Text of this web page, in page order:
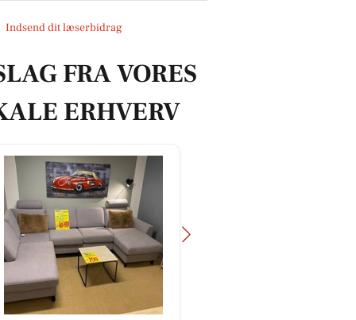
Indsend dit læserbidrag
FRA VORES
ERHVERV